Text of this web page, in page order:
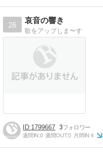
26
哀音の響き
歌をアップしま〜す
1799667 3
週間IN:0 週間OUT:0 月間IN:4